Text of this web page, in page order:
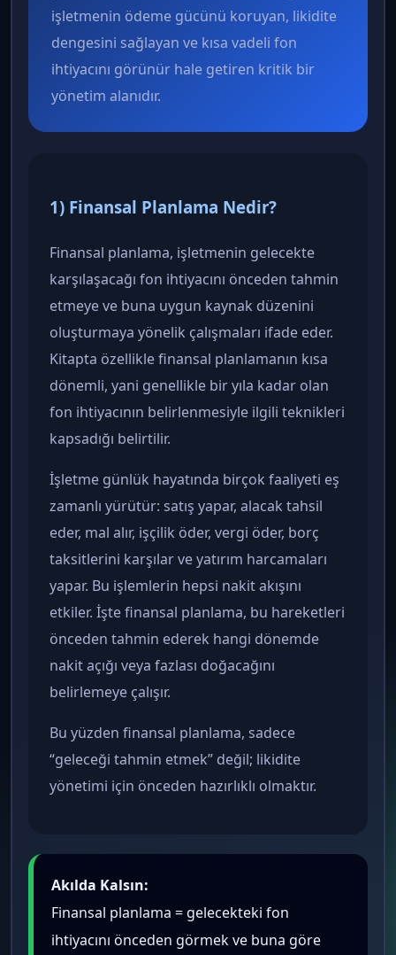
işletmenin ödeme gücünü koruyan, likidite
dengesini sağlayan ve kısa vadeli fon
ihtiyacını görünür hale getiren kritik bir
yönetim alanıdır.
1) Finansal Planlama Nedir?
Finansal planlama, işletmenin gelecekte
karşılaşacağı fon ihtiyacını önceden tahmin
etmeye ve buna uygun kaynak düzenini
oluşturmaya yönelik çalışmaları ifade eder.
Kitapta özellikle finansal planlamanın kısa
dönemli, yani genellikle bir yıla kadar olan
fon ihtiyacının belirlenmesiyle ilgili teknikleri
kapsadığı belirtilir.
İşletme günlük hayatında birçok faaliyeti eş
zamanlı yürütür: satış yapar, alacak tahsil
eder, mal alır, işçilik öder, vergi öder, borç
taksitlerini karşılar ve yatırım harcamaları
yapar. Bu işlemlerin hepsi nakit akışını
etkiler. İşte finansal planlama, bu hareketleri
önceden tahmin ederek hangi dönemde
nakit açığı veya fazlası doğacağını
belirlemeye çalışır.
Bu yüzden finansal planlama, sadece
“geleceği tahmin etmek” değil; likidite
yönetimi için önceden hazırlıklı olmaktır.
Akılda Kalsın:
Finansal planlama = gelecekteki fon
ihtiyacını önceden görmek ve buna göre